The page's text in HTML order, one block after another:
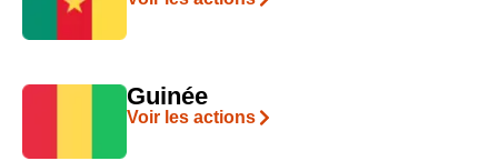
Guinée
Voir les actions